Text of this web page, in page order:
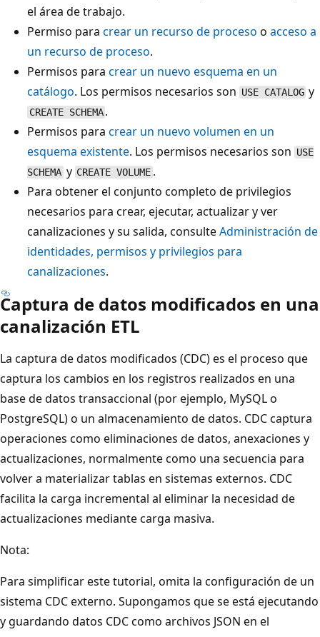
el área de trabajo.
Permiso para crear un recurso de proceso o acceso a
un recurso de proceso.
Permisos para crear un nuevo esquema en un
catálogo. Los permisos necesarios son USE CATALOG y
CREATE SCHEMA .
Permisos para crear un nuevo volumen en un
esquema existente. Los permisos necesarios son USE
SCHEMA y CREATE VOLUME .
Para obtener el conjunto completo de privilegios
necesarios para crear, ejecutar, actualizar y ver
canalizaciones y su salida, consulteAdministración de
identidades, permisos y privilegios para
canalizaciones.
Captura de datos modificados en una
canalización ETL
La captura de datos modificados (CDC) es el proceso que
captura los cambios en los registros realizados en una
base de datos transaccional (por ejemplo, MySQL o
PostgreSQL) o un almacenamiento de datos. CDC captura
operaciones como eliminaciones de datos, anexaciones y
actualizaciones, normalmente como una secuencia para
volver a materializar tablas en sistemas externos. CDC
facilita la carga incremental al eliminar la necesidad de
actualizaciones mediante carga masiva.
Nota:
Para simplificar este tutorial, omita la configuración de un
sistema CDC externo. Supongamos que se está ejecutando
y guardando datos CDC como archivos JSON en el